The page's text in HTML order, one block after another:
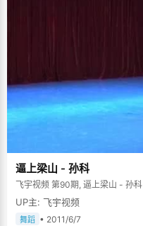
逼上梁山 - 孙科
飞宇视频 第90期, 逼上梁山 - 孙科
UP主: 飞宇视频
舞蹈 • 2011/6/7